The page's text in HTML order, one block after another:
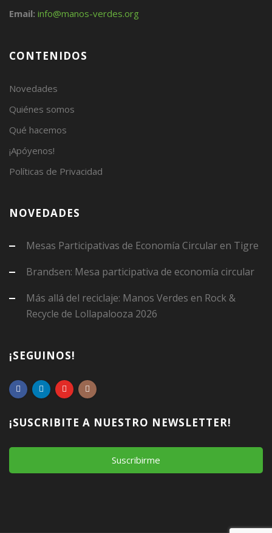
Email: info@manos-verdes.org
CONTENIDOS
Novedades
Quiénes somos
Qué hacemos
¡Apóyenos!
Políticas de Privacidad
NOVEDADES
Mesas Participativas de Economía Circular en Tigre
Brandsen: Mesa participativa de economía circular
Más allá del reciclaje: Manos Verdes en Rock &
Recycle de Lollapalooza 2026
¡SEGUINOS!
¡SUSCRIBITE A NUESTRO NEWSLETTER!
Suscribirme